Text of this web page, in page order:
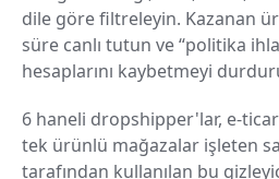
dile göre filtreleyin. Kazanan
süre canlı tutun ve “politika
hesaplarını kaybetmeyi
6 haneli dropshipper'lar, e-
tek ürünlü mağazalar işleten
tarafından kullanılan bu